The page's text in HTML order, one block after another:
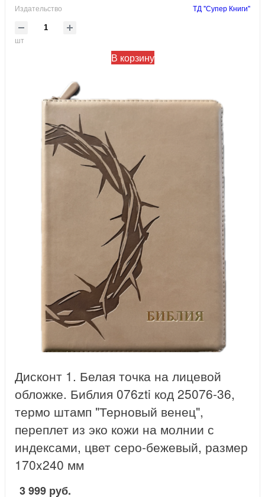
Издательство ТД "Супер Книги"
шт
В корзину
Дисконт 1. Белая точка на лицевой
обложке. Библия 076zti код 25076-36,
термо штамп "Терновый венец",
переплет из эко кожи на молнии с
индексами, цвет серо-бежевый, размер
170x240 мм
3 999 руб.